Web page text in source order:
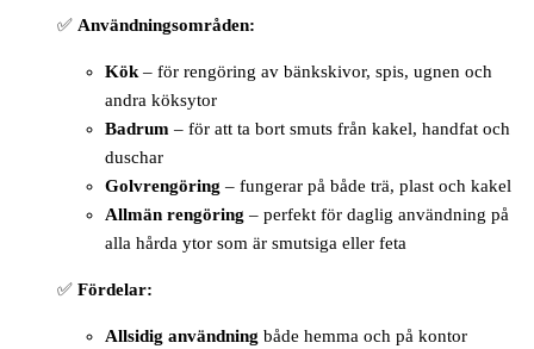
✅ Användningsområden:
Kök – för rengöring av bänkskivor, spis, ugnen och
andra köksytor
Badrum – för att ta bort smuts från kakel, handfat och
duschar
Golvrengöring – fungerar på både trä, plast och kakel
Allmän rengöring – perfekt för daglig användning på
alla hårda ytor som är smutsiga eller feta
✅ Fördelar:
Allsidig användning både hemma och på kontor